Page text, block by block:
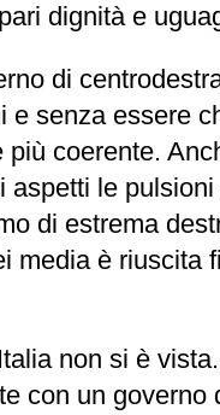
dignità e
di
senza essere
coerente.
le
di estrema
media è
non si è
con un